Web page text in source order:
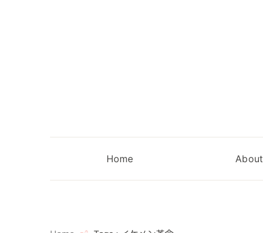
Home About